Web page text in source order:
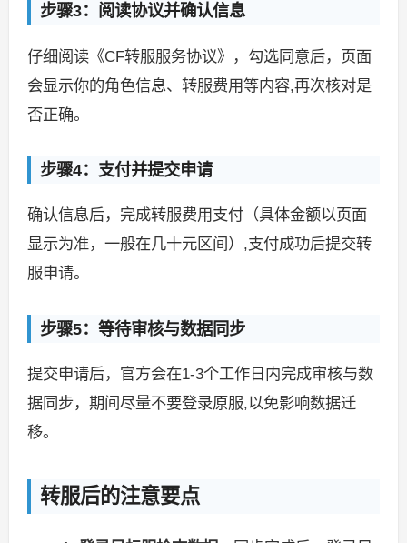
步骤3：阅读协议并确认信息
仔细阅读《CF转服服务协议》，勾选同意后，页面
会显示你的角色信息、转服费用等内容,再次核对是
否正确。
步骤4：支付并提交申请
确认信息后，完成转服费用支付（具体金额以页面
显示为准，一般在几十元区间）,支付成功后提交转
服申请。
步骤5：等待审核与数据同步
提交申请后，官方会在1-3个工作日内完成审核与数
据同步，期间尽量不要登录原服,以免影响数据迁
移。
转服后的注意要点